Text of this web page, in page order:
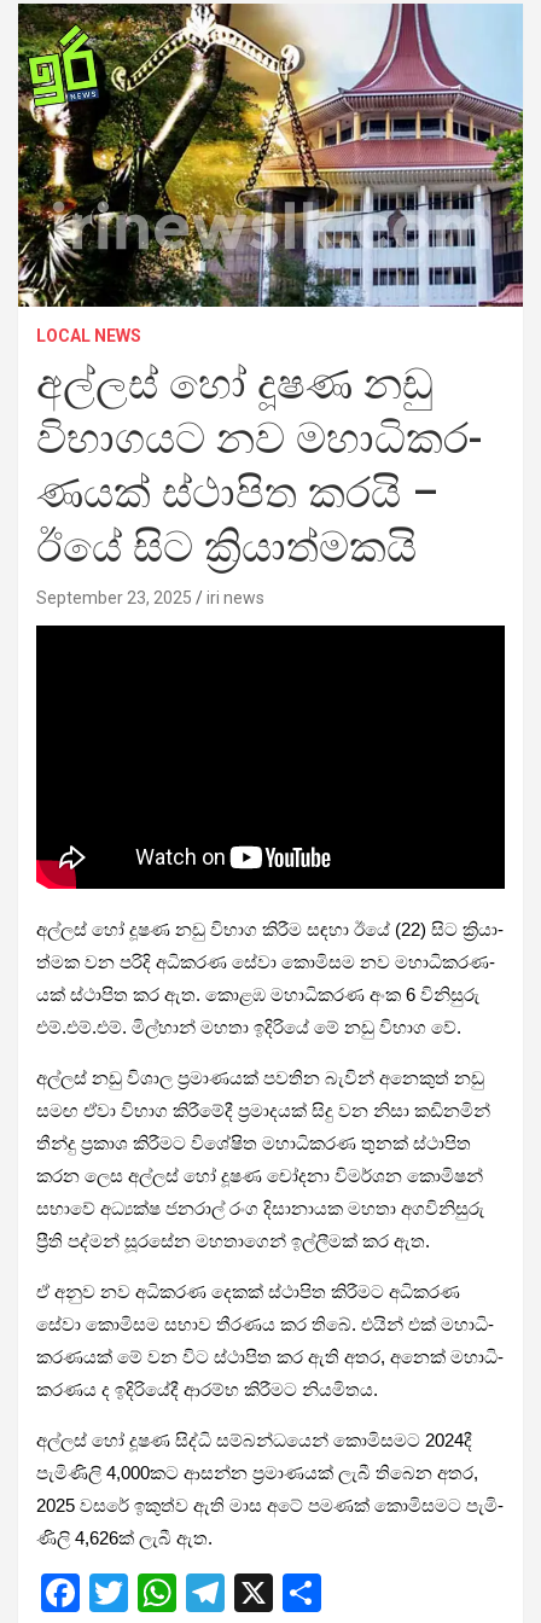
LOCAL NEWS
අල්ලස් හෝ දූෂණ නඩු
විභා­ග­යට නව මහා­ධි­ක­ර­
ණ­යක් ස්ථාපිත කරයි –
ඊයේ සිට ක්‍රියාත්මකයි
September 23, 2025 iri news
අල්ලස් හෝ දූෂණ නඩු විභාග කිරීම සඳහා ඊයේ (22) සිට ක්‍රියා­
ත්මක වන පරිදි අධි­ක­රණ සේවා කොමි­සම නව මහා­ධි­ක­ර­ණ­
යක් ස්ථාපිත කර ඇත. කොළඹ මහා­ධි­ක­රණ අංක 6 විනි­සුරු
එම්.එම්.එම්. මිල්හාන් මහතා ඉදි­රියේ මේ නඩු විභාග වේ.
අල්ලස් නඩු විශාල ප්‍රමා­ණ­යක් පව­තින බැවින් අනෙ­කුත් නඩු
සමඟ ඒවා විභාග කිරී­මේදී ප්‍රමා­ද­යක් සිදු වන නිසා කඩි­න­මින්
තීන්දු ප්‍රකාශ කිරී­මට විශේ­ෂිත මහා­ධි­ක­රණ තුනක් ස්ථාපිත
කරන ලෙස අල්ලස් හෝ දූෂණ චෝදනා විම­ර්ශන කොමි­ෂන්
සභාවේ අධ්‍යක්ෂ ජන­රාල් රංග දිසා­නා­යක මහතා අග­වි­නි­සුරු
ප්‍රීති පද්මන් සූර­සේන මහ­තා­ගෙන් ඉල්ලී­මක් කර ඇත.
ඒ අනුව නව අධි­ක­රණ දෙකක් ස්ථාපිත කිරී­මට අධි­ක­රණ
සේවා කොමි­සම සභාව තීර­ණය කර තිබේ. එයින් එක් මහා­ධි­
ක­ර­ණ­යක් මේ වන විට ස්ථාපිත කර ඇති අතර, අනෙක් මහා­ධි­
ක­ර­ණය ද ඉදි­රි­යේදී ආරම්භ කිරී­මට නිය­මි­තය.
අල්ලස් හෝ දූෂණ සිද්ධි සම්බ­න්ධ­යෙන් කොමි­ස­මට 2024දී
පැමි­ණිලි 4,000කට ආසන්න ප්‍රමා­ණ­යක් ලැබී තිබෙන අතර,
2025 වසරේ ඉකුත්ව ඇති මාස අටේ පම­ණක් කොමි­ස­මට පැමි­
ණිලි 4,626ක් ලැබී ඇත.
F
T
W T
X